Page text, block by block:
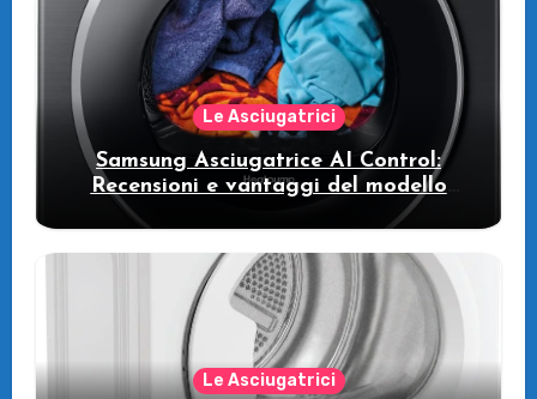
Le Asciugatrici
Samsung Asciugatrice AI Control:
Recensioni e vantaggi del modello
Le Asciugatrici